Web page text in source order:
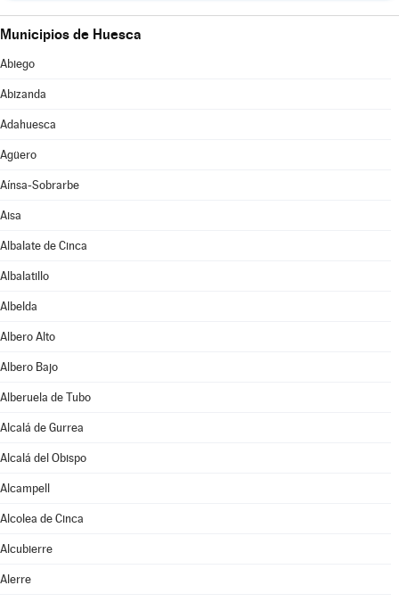
Municipios de Huesca
Abiego
Abizanda
Adahuesca
Agüero
Aínsa-Sobrarbe
Aisa
Albalate de Cinca
Albalatillo
Albelda
Albero Alto
Albero Bajo
Alberuela de Tubo
Alcalá de Gurrea
Alcalá del Obispo
Alcampell
Alcolea de Cinca
Alcubierre
Alerre